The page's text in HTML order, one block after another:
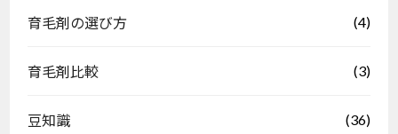
育毛剤の選び方 (4)
育毛剤比較 (3)
豆知識 (36)